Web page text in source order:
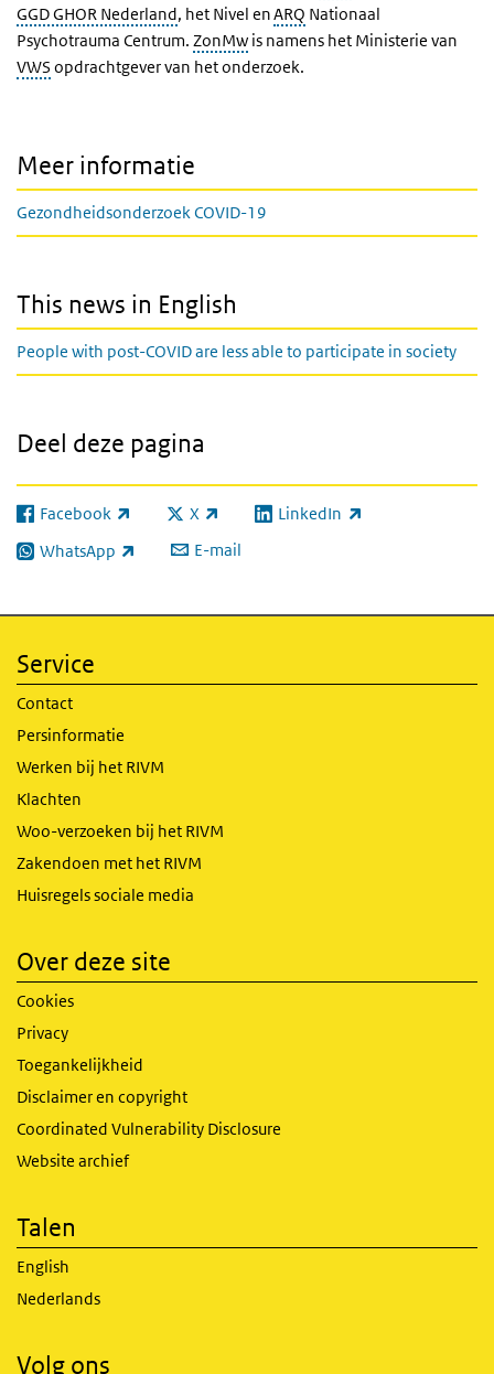
GGD GHOR Nederland, het Nivel enARQ Nationaal
Psychotrauma Centrum. ZonMw is namens het Ministerie van
VWS opdrachtgever van het onderzoek.
Meer informatie
Gezondheidsonderzoek COVID-19
This news in English
People with post-COVID are less able to participate in society
Deel deze pagina
Facebook
(externe link) X
(externe link) LinkedIn
(externe link)
WhatsApp
(externe link) E-mail
Service
Contact
Persinformatie
Werken bij het RIVM
Klachten
Woo-verzoeken bij het RIVM
Zakendoen met het RIVM
Huisregels sociale media
Over deze site
Cookies
Privacy
Toegankelijkheid
Disclaimer en copyright
Coordinated Vulnerability Disclosure
Website archief
Talen
English
Nederlands
Volg ons